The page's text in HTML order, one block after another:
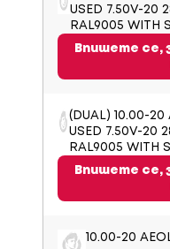
USED 7.50V-20
RAL9005 WITH
Впишете се,
(DUAL) 10.00-20
USED 7.50V-20
RAL9005 WITH
Впишете се,
10.00-20